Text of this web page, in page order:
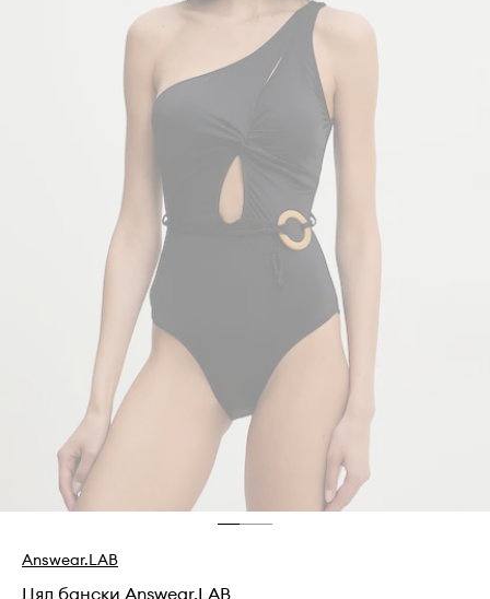
Answear.LAB
Цял бански Answear.LAB